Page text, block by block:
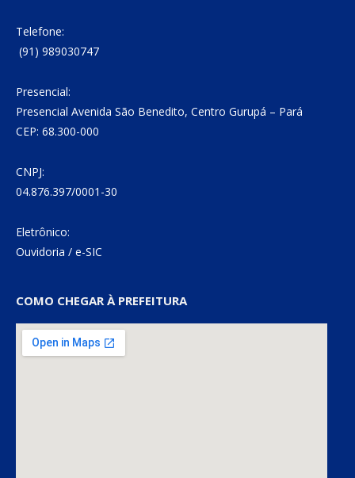
Telefone:
(91) 989030747
Presencial:
Presencial Avenida São Benedito, Centro Gurupá – Pará
CEP: 68.300-000
CNPJ:
04.876.397/0001-30
Eletrônico:
Ouvidoria / e-SIC
COMO CHEGAR À PREFEITURA